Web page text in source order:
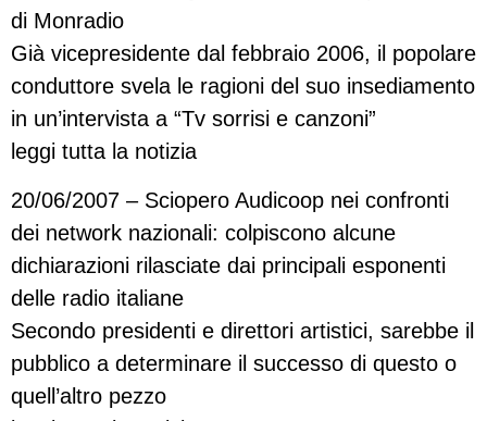
di Monradio
Già vicepresidente dal febbraio 2006, il popolare
conduttore svela le ragioni del suo insediamento
in un’intervista a “Tv sorrisi e canzoni”
leggi tutta la notizia
20/06/2007 – Sciopero Audicoop nei confronti
dei network nazionali: colpiscono alcune
dichiarazioni rilasciate dai principali esponenti
delle radio italiane
Secondo presidenti e direttori artistici, sarebbe il
pubblico a determinare il successo di questo o
quell’altro pezzo